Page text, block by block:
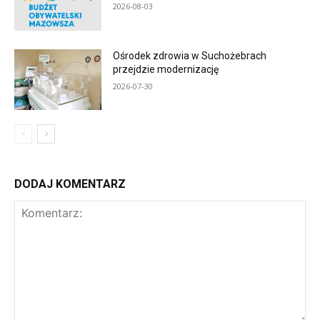
2026-08-03
Ośrodek zdrowia w Suchożebrach
przejdzie modernizację
2026-07-30
DODAJ KOMENTARZ